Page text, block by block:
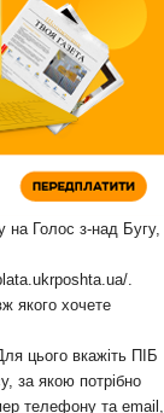
Голос з-над Бугу,
.
якого хочете
цього вкажіть ПІБ
за якою потрібно
телефону та email,